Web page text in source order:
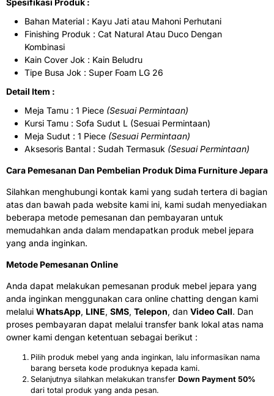
Spesifikasi Produk :
Bahan Material : Kayu Jati atau Mahoni Perhutani
Finishing Produk : Cat Natural Atau Duco Dengan
Kombinasi
Kain Cover Jok : Kain Beludru
Tipe Busa Jok : Super Foam LG 26
Detail Item :
Meja Tamu : 1 Piece (Sesuai Permintaan)
Kursi Tamu : Sofa Sudut L (Sesuai Permintaan)
Meja Sudut : 1 Piece (Sesuai Permintaan)
Aksesoris Bantal : Sudah Termasuk (Sesuai Permintaan)
Cara Pemesanan Dan Pembelian Produk Dima Furniture Jepara
Silahkan menghubungi kontak kami yang sudah tertera di bagian
atas dan bawah pada website kami ini, kami sudah menyediakan
beberapa metode pemesanan dan pembayaran untuk
memudahkan anda dalam mendapatkan produk mebel jepara
yang anda inginkan.
Metode Pemesanan Online
Anda dapat melakukan pemesanan produk mebel jepara yang
anda inginkan menggunakan cara online chatting dengan kami
melalui WhatsApp, LINE, SMS, Telepon, dan Video Call. Dan
proses pembayaran dapat melalui transfer bank lokal atas nama
owner kami dengan ketentuan sebagai berikut :
Pilih produk mebel yang anda inginkan, lalu informasikan nama
barang berseta kode produknya kepada kami.
Selanjutnya silahkan melakukan transfer Down Payment 50%
dari total produk yang anda pesan.